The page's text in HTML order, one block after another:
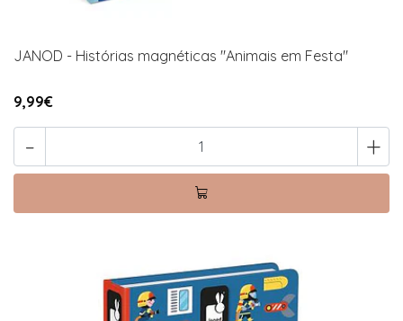
JANOD - Histórias magnéticas "Animais em Festa"
9,99€
- +